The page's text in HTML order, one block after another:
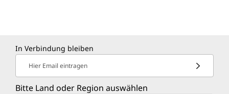
In Verbindung bleiben
Hier Email eintragen
Bitte Land oder Region auswählen